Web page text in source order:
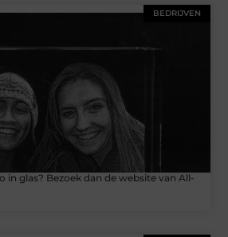
BEDRIJVEN
in glas? Bezoek dan de website van All-